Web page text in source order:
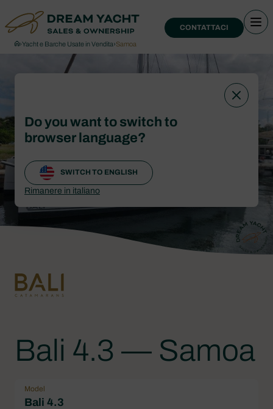
CONTATTACI
›Yacht e Barche Usate in Vendita›Samoa
Bali 4.3 — Samoa
Model
Bali 4.3
Do you want to switch to
browser language?
SWITCH TO ENGLISH
Rimanere in italiano